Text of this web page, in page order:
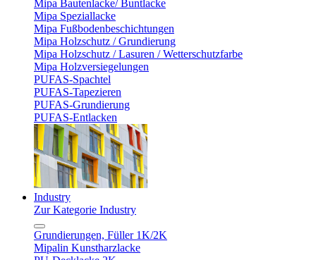
Mipa Bautenlacke/ Buntlacke
Mipa Speziallacke
Mipa Fußbodenbeschichtungen
Mipa Holzschutz / Grundierung
Mipa Holzschutz / Lasuren / Wetterschutzfarbe
Mipa Holzversiegelungen
PUFAS-Spachtel
PUFAS-Tapezieren
PUFAS-Grundierung
PUFAS-Entlacken
Industry
Zur Kategorie Industry
Grundierungen, Füller 1K/2K
Mipalin Kunstharzlacke